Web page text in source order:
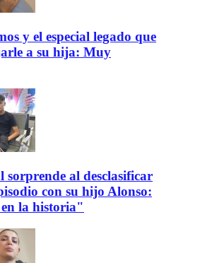
y el especial legado que
a su hija: Muy
al desclasificar
con su hijo Alonso:
la historia"